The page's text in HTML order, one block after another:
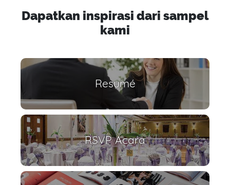
Dapatkan inspirasi dari sampel
kami
Resumé
RSVP Acara